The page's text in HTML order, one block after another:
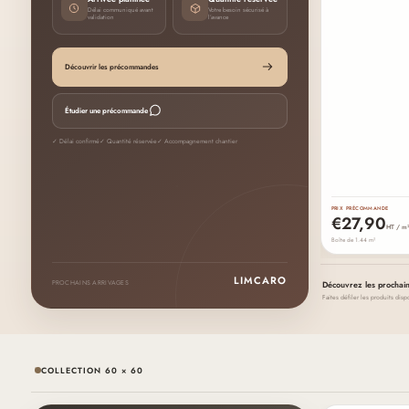
Délai communiqué avant
validation
Votre besoin sécurisé à
l’avance
Découvrir les précommandes
Étudier une précommande
✓ Délai confirmé ✓ Quantité réservée ✓ Accompagnement chantier
PROCHAINS ARRIVAGES LIMCARO
PRIX PRÉCOMMANDE
€27,90HT / m²
Boîte de 1.44 m²
Découvrez les
Faites défiler les produits
COLLECTION 60 × 60